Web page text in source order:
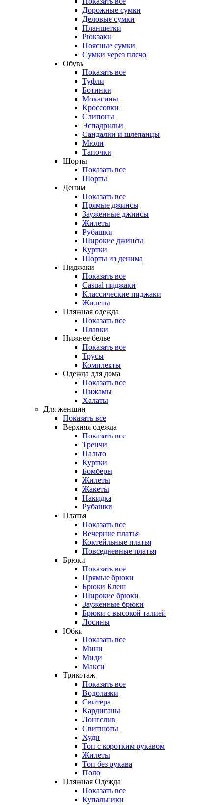
Дорожные сумки
Деловые сумки
Планшетки
Рюкзаки
Поясные сумки
Сумки через плечо
Обувь
Показать все
Туфли
Ботинки
Мокасины
Кроссовки
Слипоны
Эспадрильи
Сандалии и шлепанцы
Мюли
Тапочки
Шорты
Показать все
Шорты
Деним
Показать все
Прямые джинсы
Зауженные джинсы
Жилеты
Рубашки
Широкие джинсы
Куртки
Шорты из денима
Пиджаки
Показать все
Casual пиджаки
Классические пиджаки
Жилеты
Пляжная одежда
Показать все
Плавки
Нижнее белье
Показать все
Трусы
Комплекты
Одежда для дома
Показать все
Пижамы
Халаты
Для женщин
Показать все
Верхняя одежда
Показать все
Тренчи
Пальто
Куртки
Бомберы
Жилеты
Жакеты
Накидка
Рубашки
Платья
Показать все
Вечерние платья
Коктейльные платья
Повседневные платья
Брюки
Показать все
Прямые брюки
Брюки Клеш
Широкие брюки
Зауженные брюки
Брюки с высокой талией
Лосины
Юбки
Показать все
Мини
Миди
Макси
Трикотаж
Показать все
Водолазки
Свитера
Кардиганы
Лонгслив
Свитшоты
Худи
Топ с коротким рукавом
Жилеты
Топ без рукава
Поло
Пляжная Одежда
Показать все
Купальники